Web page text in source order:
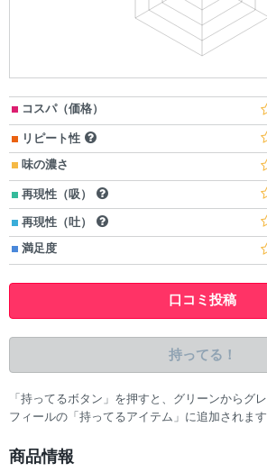
コスパ（価格）
リピート性
味の濃さ
再現性（吸）
再現性（吐）
満足度
口コミ投稿
持ってる！
「持ってるボタン」を押すと、グリーンからグ
フィールの「持ってるアイテム」に追加されま
商品情報